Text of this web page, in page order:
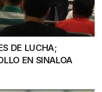
DE LUCHA;
EN SINALOA